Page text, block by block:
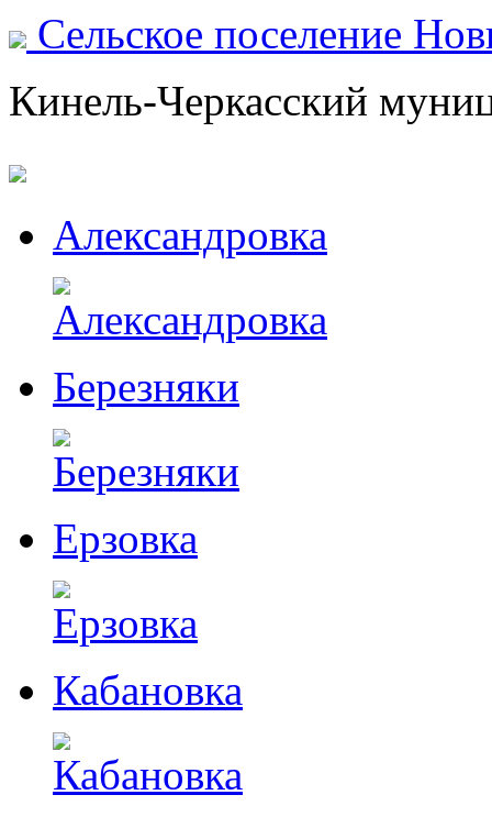
Сельское поселение
Кинель-Черкасский
Александровка
Березняки
Ерзовка
Кабановка